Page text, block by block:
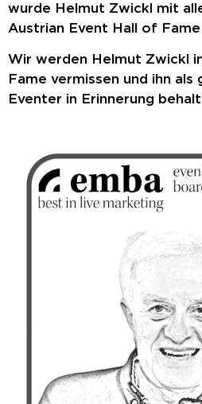
wurde Helmut Zwickl mit
Austrian Event Hall of
Wir werden Helmut Zwickl
Fame vermissen und ihn
Eventer in Erinnerung